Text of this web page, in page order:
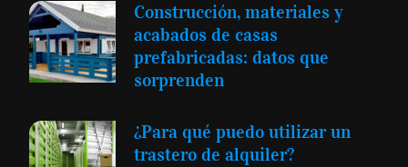
Construcción, materiales y
acabados de casas
prefabricadas: datos que
sorprenden
¿Para qué puedo utilizar un
trastero de alquiler?